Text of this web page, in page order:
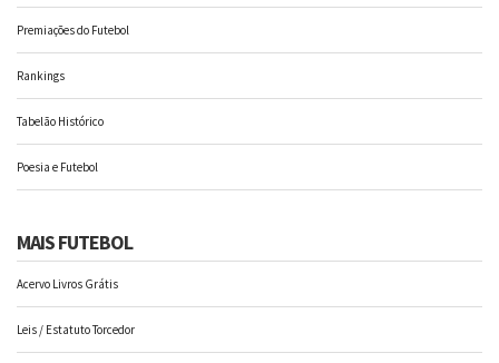
Premiações do Futebol
Rankings
Tabelão Histórico
Poesia e Futebol
MAIS FUTEBOL
Acervo Livros Grátis
Leis / Estatuto Torcedor